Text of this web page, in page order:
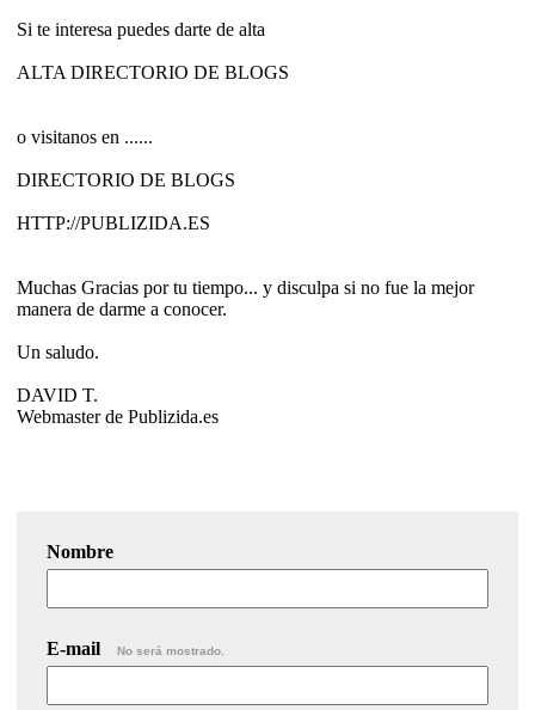
Si te interesa puedes darte de alta
ALTA DIRECTORIO DE BLOGS
o visitanos en ......
DIRECTORIO DE BLOGS
HTTP://PUBLIZIDA.ES
Muchas Gracias por tu tiempo... y disculpa si no fue la mejor
manera de darme a conocer.
Un saludo.
DAVID T.
Webmaster de Publizida.es
Nombre
E-mail No será mostrado.